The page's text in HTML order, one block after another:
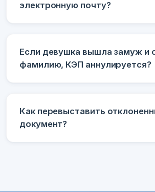
электронную почту?
Если девушка вышла замуж и
фамилию, КЭП аннулируется?
Как перевыставить
документ?